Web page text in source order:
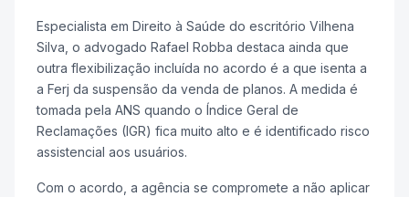
Especialista em Direito à Saúde do escritório Vilhena
Silva, o advogado Rafael Robba destaca ainda que
outra flexibilização incluída no acordo é a que isenta a
a Ferj da suspensão da venda de planos. A medida é
tomada pela ANS quando o Índice Geral de
Reclamações (IGR) fica muito alto e é identificado risco
assistencial aos usuários.
Com o acordo, a agência se compromete a não aplicar